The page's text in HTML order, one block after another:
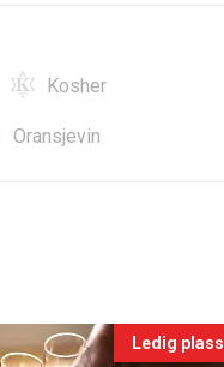
Kosher
Oransjevin
Ledig plass